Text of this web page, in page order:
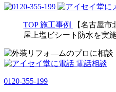
TOP 施工事例
【名古屋
屋上塩ビシート防水を実
電話相談
0120-355-199